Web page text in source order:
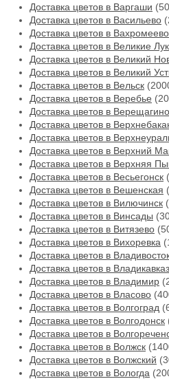
Доставка цветов в Варгаши
Доставка цветов в Васильево
Доставка цветов в Вахромеево
Доставка цветов в Великие
Доставка цветов в Великий
Доставка цветов в Великий
Доставка цветов в Вельск
Доставка цветов в Веребье
Доставка цветов в Верещагино
Доставка цветов в
Доставка цветов в
Доставка цветов в Верхний
Доставка цветов в Верхняя
Доставка цветов в Весьегонск
Доставка цветов в Вешенская
Доставка цветов в Вилючинск
Доставка цветов в Винсады
Доставка цветов в Витязево
Доставка цветов в Вихоревка
Доставка цветов в
Доставка цветов в Владикавказ
Доставка цветов в Владимир
Доставка цветов в Власово
Доставка цветов в Волгоград
Доставка цветов в Волгодонск
Доставка цветов в
Доставка цветов в Волжск
Доставка цветов в Волжский
Доставка цветов в Вологда